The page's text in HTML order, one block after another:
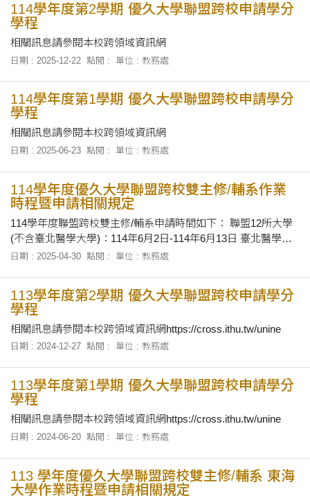
114學年度第2學期 優久大學聯盟跨校申請學分
學程
相關訊息請參閱本校跨領域資訊網
日期 : 2025-12-22 點閱 : 單位 : 教務處
114學年度第1學期 優久大學聯盟跨校申請學分
學程
相關訊息請參閱本校跨領域資訊網
日期 : 2025-06-23 點閱 : 單位 : 教務處
114學年度優久大學聯盟跨校雙主修/輔系作業
時程暨申請相關規定
114學年度聯盟跨校雙主修/輔系申請時間如下： 聯盟12所大學
(不含臺北醫學大學)：114年6月2日-114年6月13日 臺北醫學大
學：114年8月4日-114年8月15日 更多詳細資訊請至本校跨領域
日期 : 2025-04-30 點閱 : 單位 : 教務處
113學年度第2學期 優久大學聯盟跨校申請學分
學程
日期 : 2024-12-27 點閱 : 單位 : 教務處
113學年度第1學期 優久大學聯盟跨校申請學分
學程
相關訊息請參閱本校跨領域資訊網https://cross.ithu.tw/unine
日期 : 2024-06-20 點閱 : 單位 : 教務處
113 學年度優久大學聯盟跨校雙主修/輔系 東海
大學作業時程暨申請相關規定